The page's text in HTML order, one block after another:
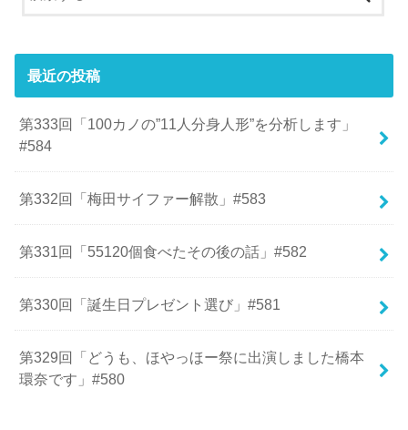
最近の投稿
第333回「100カノの”11人分身人形”を分析します」
#584
第332回「梅田サイファー解散」#583
第331回「55120個食べたその後の話」#582
第330回「誕生日プレゼント選び」#581
第329回「どうも、ほやっほー祭に出演しました橋本
環奈です」#580